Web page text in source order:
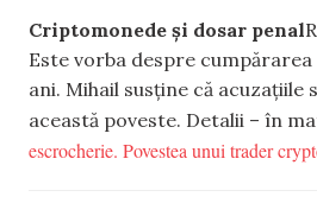
Criptomonede și dosar penal
Este vorba despre
ani. Mihail susține că
această poveste. Detalii – în
escrocherie. Povestea unui trader